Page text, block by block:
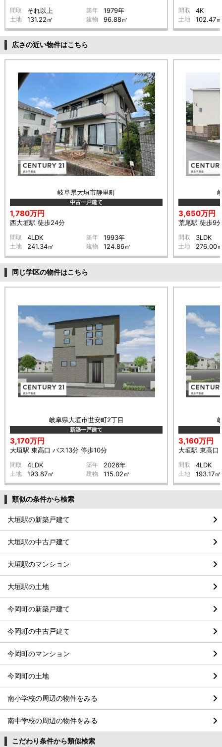
間取 それ以上 築年 1979年
土地 131.22㎡ 建物 96.88㎡
間取 4K
土地 102.47㎡
広さの近い物件はこちら
岐阜県大垣市静里町
中古一戸建て
1,780万円
西大垣駅 徒歩24分
間取 4LDK 築年 1993年
土地 241.34㎡ 建物 124.86㎡
3,650万円
荒尾駅 徒歩9
間取 3LDK
土地 276.00
同じ学区の物件はこちら
岐阜県大垣市世安町2丁目
新築一戸建て
3,170万円
大垣駅 東高口 バス13分 停歩10分
間取 4LDK 築年 2026年
土地 193.87㎡ 建物 115.02㎡
3,160万円
大垣駅 東高口
間取 4LDK
土地 193.17㎡
類似の条件から検索
大垣駅の新築戸建て
大垣駅の中古戸建て
大垣駅のマンション
大垣駅の土地
今岡町の新築戸建て
今岡町の中古戸建て
今岡町のマンション
今岡町の土地
南小学校の周辺の物件をみる
南中学校の周辺の物件をみる
こだわり条件から類似検索